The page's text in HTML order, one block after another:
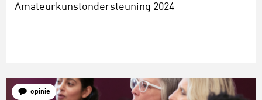
Amateurkunstondersteuning 2024
opinie